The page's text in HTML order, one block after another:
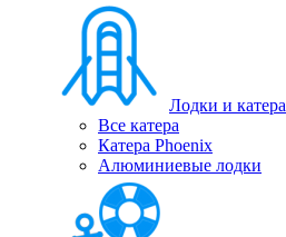
Лодки и катера
Все катера
Катера Phoenix
Алюминиевые лодки